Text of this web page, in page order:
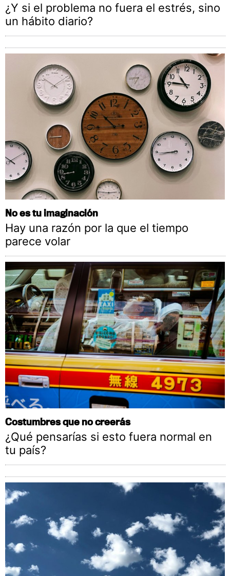
¿Y si el problema no fuera el estrés, sino
un hábito diario?
No es tu imaginación
Hay una razón por la que el tiempo
parece volar
Costumbres que no creerás
¿Qué pensarías si esto fuera normal en
tu país?